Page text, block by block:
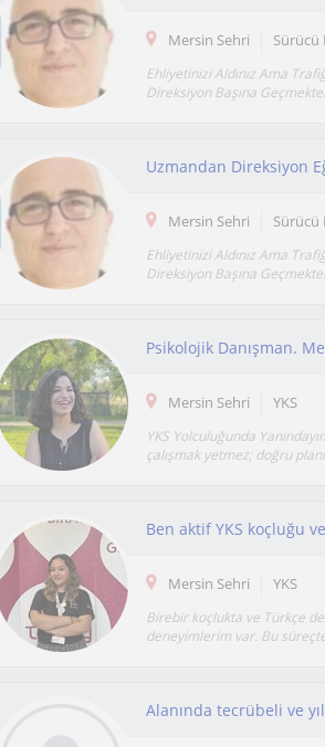
Mersin Sehri Sürücü
Ehliyetinizi Aldınız Ama
Direksiyon Başına
Uzmandan Direksiyon
Mersin Sehri Sürücü
Ehliyetinizi Aldınız Ama
Direksiyon Başına
Mersin Sehri YKS
YKS Yolculuğunda
çalışmak yetmez; doğru
Mersin Sehri YKS
Birebir koçlukta ve Türkçe
deneyimlerim var. Bu
Alanında tecrübeli ve